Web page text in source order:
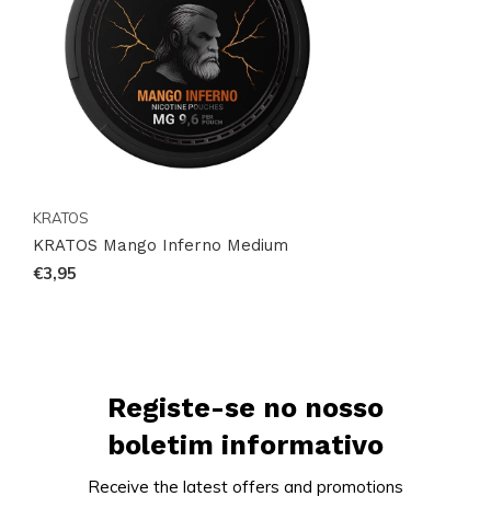
KRATOS
KRATOS Mango Inferno Medium
€3,95
Registe-se no nosso
boletim informativo
Receive the latest offers and promotions